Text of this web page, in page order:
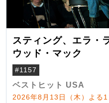
スティング、エラ・
ウッド・マック
#1157
ベストヒット USA
2026年8月13日（木）よる